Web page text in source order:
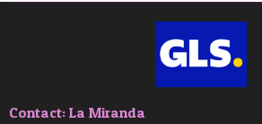
Contact: La Miranda